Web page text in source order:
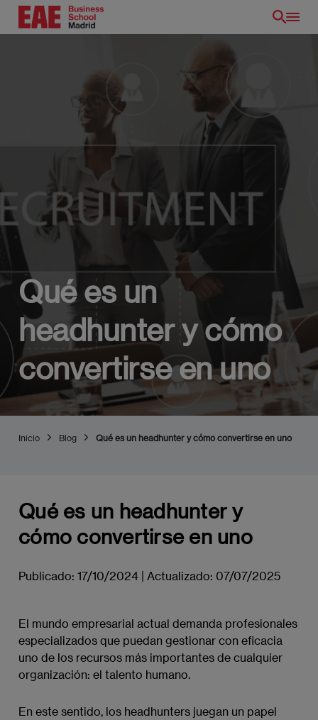
Pasar
Qué es un
headhunter y cómo
convertirse en uno
Inicio Blog Qué es un headhunter y cómo convertirse en uno
Qué es un headhunter y
cómo convertirse en uno
Publicado: 17/10/2024 | Actualizado: 07/07/2025
El mundo empresarial actual demanda profesionales
especializados que puedan gestionar con eficacia
uno de los recursos más importantes de cualquier
organización: el talento humano.
En este sentido, los headhunters juegan un papel